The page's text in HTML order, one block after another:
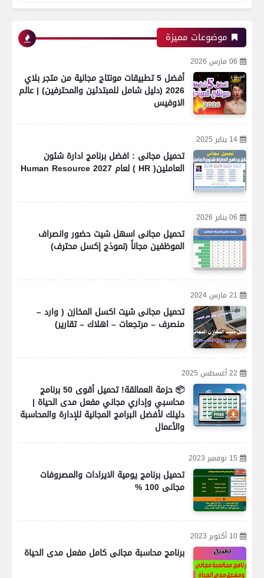
موضوعات مميزة
06 مارس 2026
أفضل 5 تطبيقات مونتاج مجانية من متجر بلاي
2026 (دليل شامل للمبتدئين والمحترفين) | عالم
الاوفيس
14 يناير 2025
تحميل مجانى : افضل برنامج ادارة شئون
العاملين( HR ) لعام 2027 Human Resource
06 يناير 2026
تحميل مجانى اسهل شيت حضور وانصراف
الموظفين مجاناً (نموذج إكسل محترف)
21 مارس 2024
تحميل مجانى شيت اكسل المخازن ( وارد –
منصرف – مرتجعات – اهلاك – تقارير)
22 أغسطس 2025
📦 حزمة العمالقة! تحميل أقوى 50 برنامج
محاسبي وإداري مجاني مفعل مدى الحياة |
دليلك لأفضل البرامج المجانية للإدارة والمحاسبة
والأعمال
15 نوفمبر 2023
تحميل برنامج يومية الايرادات والمصروفات
مجانى 100 %
10 أكتوبر 2023
برنامج محاسبة مجانى كامل مفعل مدى الحياة